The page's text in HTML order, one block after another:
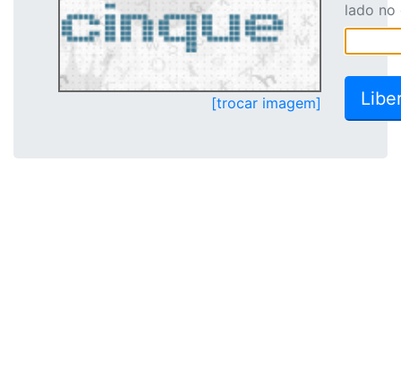
[trocar imagem]
lado no